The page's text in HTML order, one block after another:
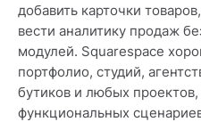
добавить карточки
вести аналитику продаж
модулей. Squarespace
портфолио, студий,
бутиков и любых
функциональных